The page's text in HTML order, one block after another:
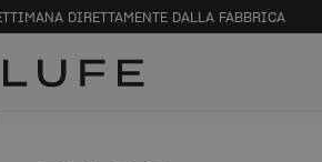
DIRETTAMENTE DALLA FABBRICA